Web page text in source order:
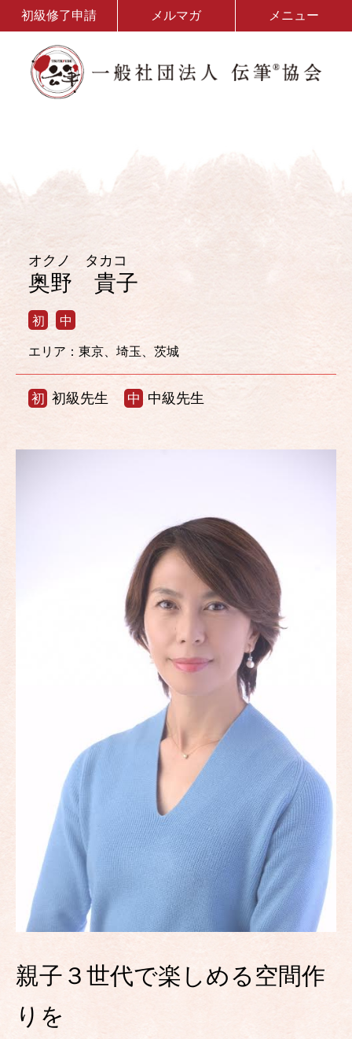
初級修了申請 メルマガ メニュー
奥野 貴子
オクノ タカコ
初 中
エリア：東京、埼玉、茨城
初 初級先生 中 中級先生
親子３世代で楽しめる空間作
りを